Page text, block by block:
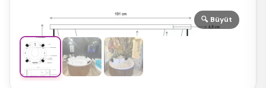
🔍 Büyüt